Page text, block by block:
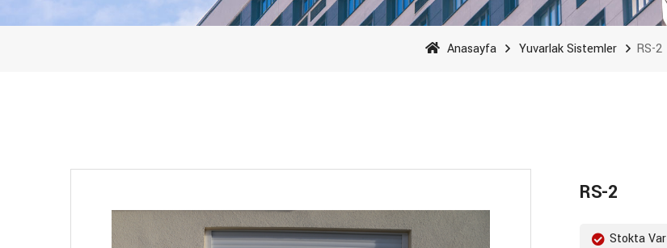
Anasayfa Yuvarlak Sistemler RS-2
RS-2
Stokta Var